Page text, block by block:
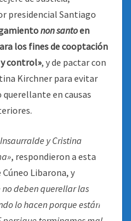
presidencial Santiago
non santoen
los fines de cooptación
control», y de pactar con
Kirchner para evitar
querellante en causas
y Cristina
, respondieron a esta
Libarona, y
no deben querellar las
lo hacen porque están